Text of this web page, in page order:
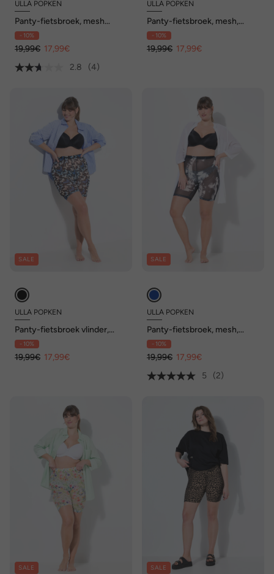
ULLA POPKEN
Panty-fietsbroek, mesh
stippen, mesh
- 10%
19,99€ 17,99€
2.8
(4)
ULLA POPKEN
Panty-fietsbroek, mesh,
bloemen,
dijbeenbescherming
- 10%
19,99€ 17,99€
SALE
ULLA POPKEN
Panty-fietsbroek vlinder,
mesh
- 10%
19,99€ 17,99€
SALE
ULLA POPKEN
Panty-fietsbroek, mesh,
motief, dijbeenbescherming
- 10%
19,99€ 17,99€
5
(2)
SALE SALE